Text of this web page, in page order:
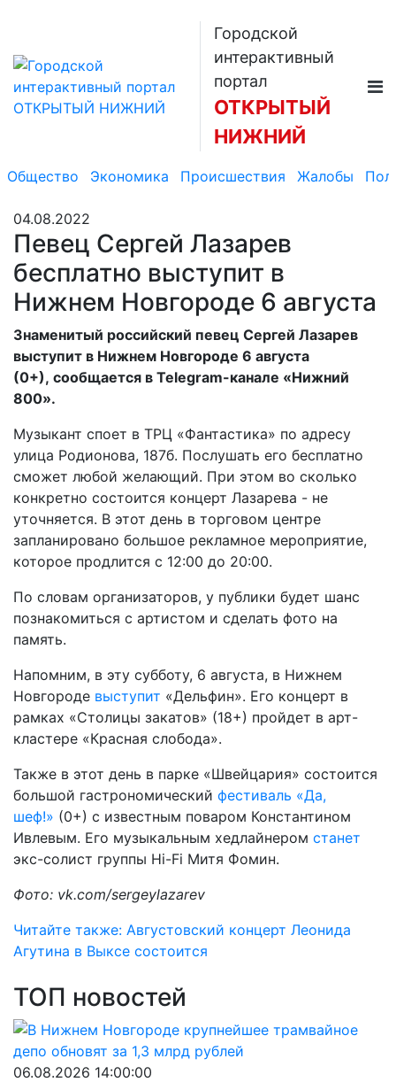
Городской
интерактивный
портал
ОТКРЫТЫЙ
НИЖНИЙ
Общество Экономика Происшествия Жалобы
04.08.2022
Певец Сергей Лазарев
бесплатно выступит в
Нижнем Новгороде 6 августа
Знаменитый российский певец Сергей Лазарев
выступит в Нижнем Новгороде 6 августа
(0+), сообщается в Telegram-канале «Нижний
800».
Музыкант споет в ТРЦ «Фантастика» по адресу
улица Родионова, 187б. Послушать его бесплатно
сможет любой желающий. При этом во сколько
конкретно состоится концерт Лазарева - не
уточняется. В этот день в торговом центре
запланировано большое рекламное мероприятие,
которое продлится с 12:00 до 20:00.
По словам организаторов, у публики будет шанс
познакомиться с артистом и сделать фото на
память.
Напомним, в эту субботу, 6 августа, в Нижнем
Новгороде выступит «Дельфин». Его концерт в
рамках «Столицы закатов» (18+) пройдет в арт-
кластере «Красная слобода».
Также в этот день в парке «Швейцария» состоится
большой гастрономический фестиваль «Да,
шеф!» (0+) с известным поваром Константином
Ивлевым. Его музыкальным хедлайнером станет
экс-солист группы Hi-Fi Митя Фомин.
Фото: vk.com/sergeylazarev
Читайте также: Августовский концерт Леонида
Агутина в Выксе состоится
ТОП новостей
06.08.2026 14:00:00